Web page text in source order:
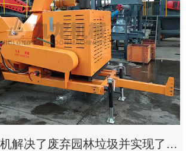
解决了废弃园林垃圾并实现了再